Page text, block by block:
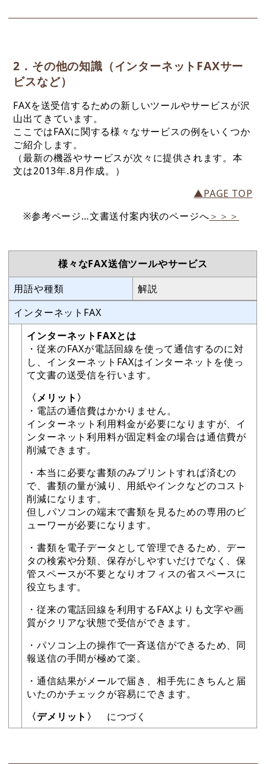
2．その他の知識（インターネットFAXサー
ビスなど）
FAXを送受信するための新しいツールやサービスが沢
山出てきています。
ここではFAXに関する様々なサービスの例をいくつか
ご紹介します。
（最新の機器やサービスが次々に提供されます。本
文は2013年.8月作成。）
▲PAGE TOP
※参考ページ…文書送付案内状のページへ＞＞＞
様々なFAX送信ツールやサービス
用語や種類
解説
インターネットFAX
インターネットFAXとは
・従来のFAXが電話回線を使って通信するのに対
し、インターネットFAXはインターネットを使っ
て文書の送受信を行います。
〈メリット〉
・電話の通信費はかかりません。
インターネット利用料金が必要になりますが、イ
ンターネット利用料が固定料金の場合は通信費が
削減できます。
・本当に必要な書類のみプリントすれば済むの
で、書類の量が減り、用紙やインクなどのコスト
削減になります。
但しパソコンの端末で書類を見るための専用のビ
ューワーが必要になります。
・書類を電子データとして管理できるため、デー
タの検索や分類、保存がしやすいだけでなく、保
管スペースが不要となりオフィスの省スペースに
役立ちます。
・従来の電話回線を利用するFAXよりも文字や画
質がクリアな状態で受信ができます。
・パソコン上の操作で一斉送信ができるため、同
報送信の手間が極めて楽。
・通信結果がメールで届き、相手先にきちんと届
いたのかチェックが容易にできます。
〈デメリット〉
につづく